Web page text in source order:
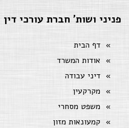
פניני ושות' חברת עורכי דין
דף הבית
אודות המשרד
דיני עבודה
מקרקעין
משפט מסחרי
קמעונאות מזון